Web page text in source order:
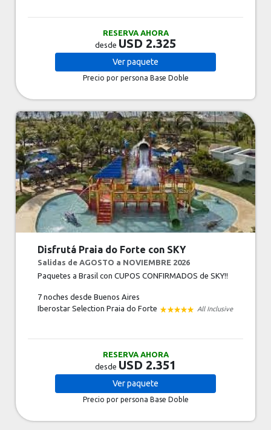
RESERVA AHORA
desde USD 2.325
Verpaquete
Precio por persona Base Doble
Disfrutá Praia do Forte con SKY
Salidas de AGOSTO a NOVIEMBRE 2026
Paquetes a Brasil con CUPOS CONFIRMADOS de SKY!!
7 nochesdesde Buenos Aires
Iberostar Selection Praia do Forte
All Inclusive
RESERVA AHORA
desde USD 2.351
Verpaquete
Precio por persona Base Doble